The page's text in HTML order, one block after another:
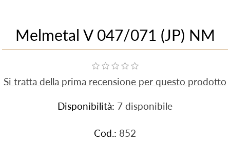
Melmetal V 047/071 (JP) NM
Si tratta della prima recensione per questo prodotto
Disponibilità: 7 disponibile
Cod.: 852